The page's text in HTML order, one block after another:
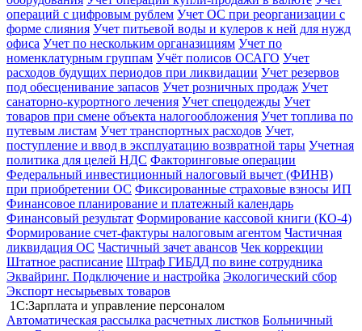
операций с цифровым рублем Учет ОС при реорганизации с
форме слияния Учет питьевой воды и кулеров к ней для нужд
офиса Учет по нескольким органазициям Учет по
номенклатурным группам Учёт полисов ОСАГО Учет
расходов будущих периодов при ликвидации Учет резервов
под обесценивание запасов Учет розничных продаж Учет
санаторно-курортного лечения Учет спецодежды Учет
товаров при смене объекта налогообложения Учет топлива по
путевым листам Учет транспортных расходов Учет,
поступление и ввод в эксплуатацию возвратной тары Учетная
политика для целей НДС Факторинговые операции
Федеральный инвестиционный налоговый вычет (ФИНВ)
при приобретении ОС Фиксированные страховые взносы ИП
Финансовое планирование и платежный календарь
Финансовый результат Формирование кассовой книги (КО-4)
Формирование счет-фактуры налоговым агентом Частичная
ликвидация ОС Частичный зачет авансов Чек коррекции
Штатное расписание Штраф ГИБДД по вине сотрудника
Эквайринг. Подключение и настройка Экологический сбор
Экспорт несырьевых товаров
1С:Зарплата и управление персоналом
Автоматическая рассылка расчетных листков Больничный